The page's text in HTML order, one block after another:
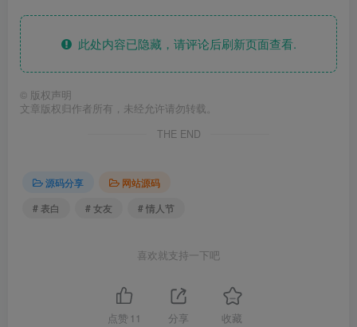
此处内容已隐藏，请评论后刷新页面查看.
© 版权声明
文章版权归作者所有，未经允许请勿转载。
THE END
源码分享
网站源码
# 表白
# 女友 # 情人节
喜欢就支持一下吧
点赞 11 分享 收藏